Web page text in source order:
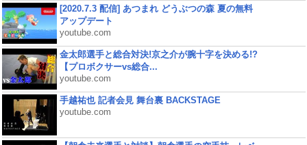
[2020.7.3 配信] あつまれ どうぶつの森 夏の無料
アップデート
youtube.com
金太郎選手と総合対決!京之介が腕十字を決める!?
【プロボクサーvs総合...
youtube.com
手越祐也 記者会見 舞台裏 BACKSTAGE
youtube.com